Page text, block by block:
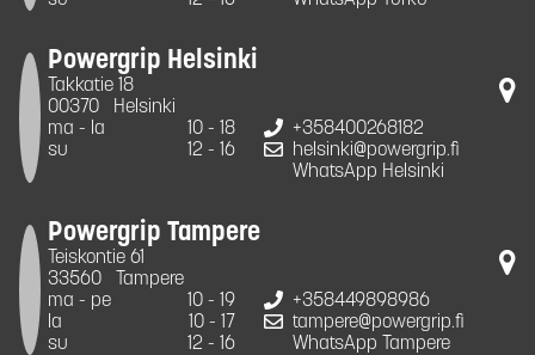
Powergrip Helsinki
Takkatie 18
00370
Helsinki
ma - la
10 - 18
su
12 - 16
+358400268182
helsinki@powergrip.fi
WhatsApp Helsinki
Powergrip Tampere
Teiskontie 61
33560
Tampere
ma - pe
10 - 19
la
10 - 17
su
12 - 16
+358449898986
tampere@powergrip.fi
WhatsApp Tampere